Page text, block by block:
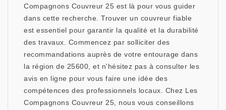
Compagnons Couvreur 25 est là pour vous guider
dans cette recherche. Trouver un couvreur fiable
est essentiel pour garantir la qualité et la durabilité
des travaux. Commencez par solliciter des
recommandations auprès de votre entourage dans
la région de 25600, et n'hésitez pas à consulter les
avis en ligne pour vous faire une idée des
compétences des professionnels locaux. Chez Les
Compagnons Couvreur 25, nous vous conseillons